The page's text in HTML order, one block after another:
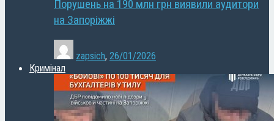
Порушень на 190 млн грн виявили аудитори
на Запоріжжі
zapsich, 26/01/2026
Кримінал